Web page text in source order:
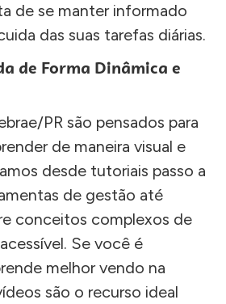
de se manter informado
das suas tarefas diárias.
de Forma Dinâmica e
PR são pensados para
de maneira visual e
desde tutoriais passo a
de gestão até
conceitos complexos de
Se você é
melhor vendo na
são o recurso ideal